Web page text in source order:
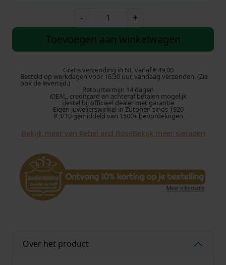
-
b
a
n
R
o
e
l
l
d
+
Toevoegen aan winkelwagen
Gratis verzending in NL vanaf € 49,00
Besteld op werkdagen voor 16:30 uur, vandaag verzonden. (Zie
ook de levertijd.)
Retourtermijn 14 dagen
iDEAL, creditcard en achteraf betalen mogelijk
Bestel bij officieel dealer met garantie
Eigen juwelierswinkel in Zutphen sinds 1920
9.3/10 gemiddeld van 1500+ beoordelingen
Bekijk meer van Rebel and RoseBekijk meer sieraden
Over het product